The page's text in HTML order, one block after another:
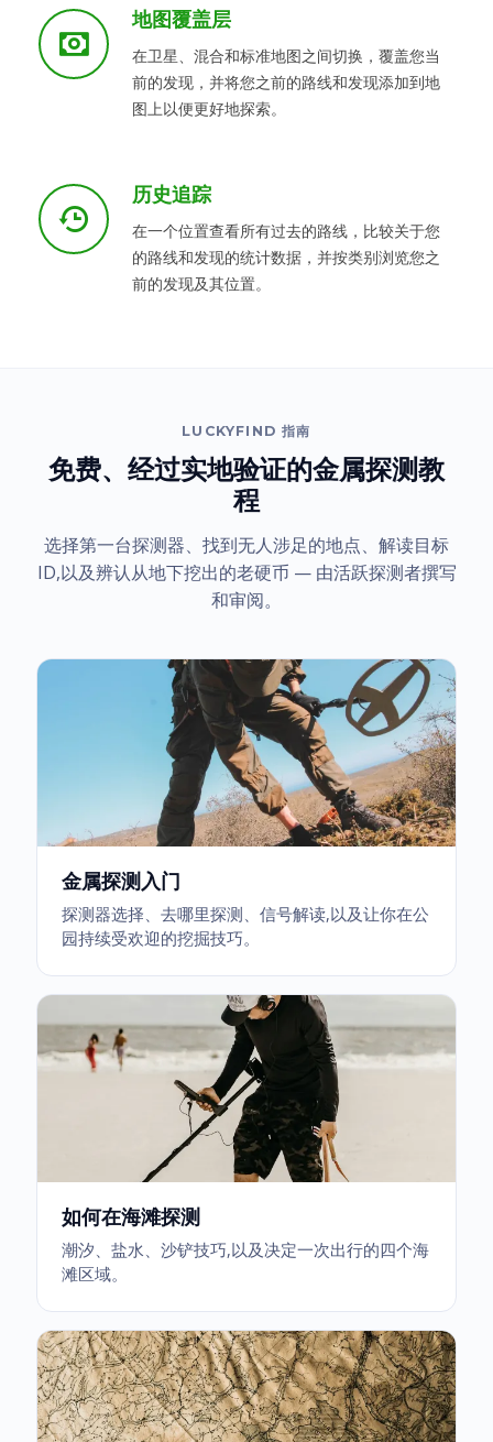
地图覆盖层
在卫星、混合和标准地图之间切换，覆盖您当
前的发现，并将您之前的路线和发现添加到地
图上以便更好地探索。
历史追踪
在一个位置查看所有过去的路线，比较关于您
的路线和发现的统计数据，并按类别浏览您之
前的发现及其位置。
LUCKYFIND 指南
免费、经过实地验证的金属探测教
程
选择第一台探测器、找到无人涉足的地点、解读目标
ID,以及辨认从地下挖出的老硬币 — 由活跃探测者撰写
和审阅。
金属探测入门
探测器选择、去哪里探测、信号解读,以及让你在公
园持续受欢迎的挖掘技巧。
如何在海滩探测
潮汐、盐水、沙铲技巧,以及决定一次出行的四个海
滩区域。